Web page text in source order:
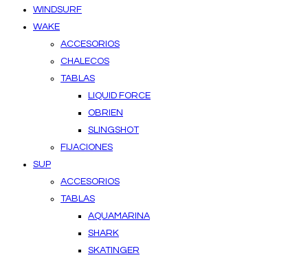
WINDSURF
WAKE
ACCESORIOS
CHALECOS
TABLAS
LIQUID FORCE
OBRIEN
SLINGSHOT
FIJACIONES
SUP
ACCESORIOS
TABLAS
AQUAMARINA
SHARK
SKATINGER